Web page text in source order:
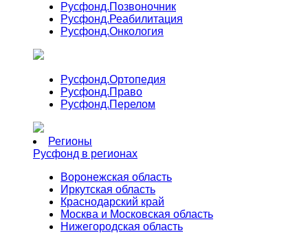
Русфонд.Позвоночник
Русфонд.Реабилитация
Русфонд.Онкология
Русфонд.Ортопедия
Русфонд.Право
Русфонд.Перелом
Регионы
Русфонд в регионах
Воронежская область
Иркутская область
Краснодарский край
Москва и Московская область
Нижегородская область